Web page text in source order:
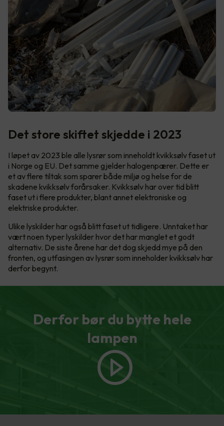
Det store skiftet skjedde i 2023
I løpet av 2023 ble alle lysrør som inneholdt kvikksølv faset ut
i Norge og EU. Det samme gjelder halogenpærer. Dette er
et av flere tiltak som sparer både miljø og helse for de
skadene kvikksølv forårsaker. Kvikksølv har over tid blitt
faset ut i flere produkter, blant annet elektroniske og
elektriske produkter.
Ulike lyskilder har også blitt faset ut tidligere. Unntaket har
vært noen typer lyskilder hvor det har manglet et godt
alternativ. De siste årene har det dog skjedd mye på den
fronten, og utfasingen av lysrør som inneholder kvikksølv har
derfor begynt.
Derfor bør du bytte hele
lampen